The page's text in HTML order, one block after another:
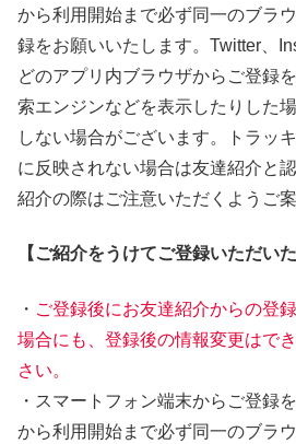
から利用開始まで必ず同一のブラ
録をお願いいたします。Twitter、
どのアプリ内ブラウザからご登録
索エンジンなどを表示したりした
しない場合がございます。トラッ
に反映されない場合は友達紹介と
紹介の際はご注意いただくようご案
【ご紹介をうけてご登録いただいた
・ ご登録後にお友達紹介からの登
場合にも、登録後の情報変更はで
さい。
・スマートフォン端末からご登録
から利用開始まで必ず同一のブラ